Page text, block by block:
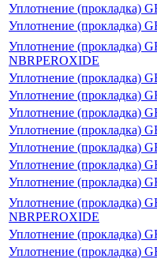
Уплотнение (прокладка)
Уплотнение (прокладка)
Уплотнение (прокладка)
NBRPEROXIDE
Уплотнение (прокладка)
Уплотнение (прокладка)
Уплотнение (прокладка)
Уплотнение (прокладка)
Уплотнение (прокладка)
Уплотнение (прокладка)
Уплотнение (прокладка)
Уплотнение (прокладка)
NBRPEROXIDE
Уплотнение (прокладка)
Уплотнение (прокладка)